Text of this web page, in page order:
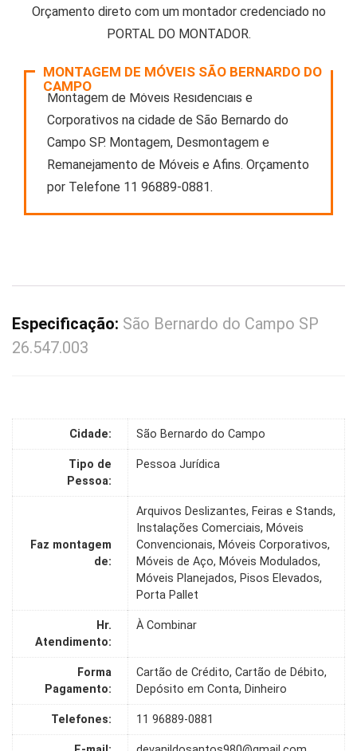
Orçamento direto com um montador credenciado no
PORTAL DO MONTADOR.
MONTAGEM DE MÓVEIS SÃO BERNARDO DO
CAMPO
Montagem de Móveis Residenciais e
Corporativos na cidade de São Bernardo do
Campo SP. Montagem, Desmontagem e
Remanejamento de Móveis e Afins. Orçamento
por Telefone 11 96889-0881.
Especificação: São Bernardo do Campo SP
26.547.003
Cidade: São Bernardo do Campo
Tipo de
Pessoa:
Pessoa Jurídica
Faz montagem
de:
Arquivos Deslizantes, Feiras e Stands,
Instalações Comerciais, Móveis
Convencionais, Móveis Corporativos,
Móveis de Aço, Móveis Modulados,
Móveis Planejados, Pisos Elevados,
Porta Pallet
Hr.
Atendimento:
À Combinar
Forma
Pagamento:
Cartão de Crédito, Cartão de Débito,
Depósito em Conta, Dinheiro
Telefones: 11 96889-0881